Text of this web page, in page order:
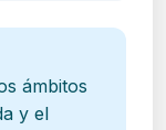
ámbitos
y el